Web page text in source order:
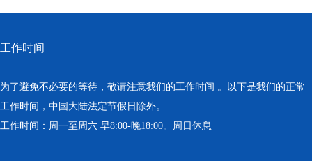
工作时间
为了避免不必要的等待，敬请注意我们的工作时间 。以下是我们的正常
工作时间，中国大陆法定节假日除外。
工作时间：周一至周六 早8:00-晚18:00。周日休息